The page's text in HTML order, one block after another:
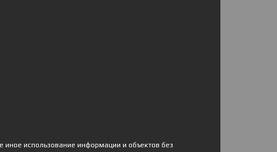
использование информации и объектов без